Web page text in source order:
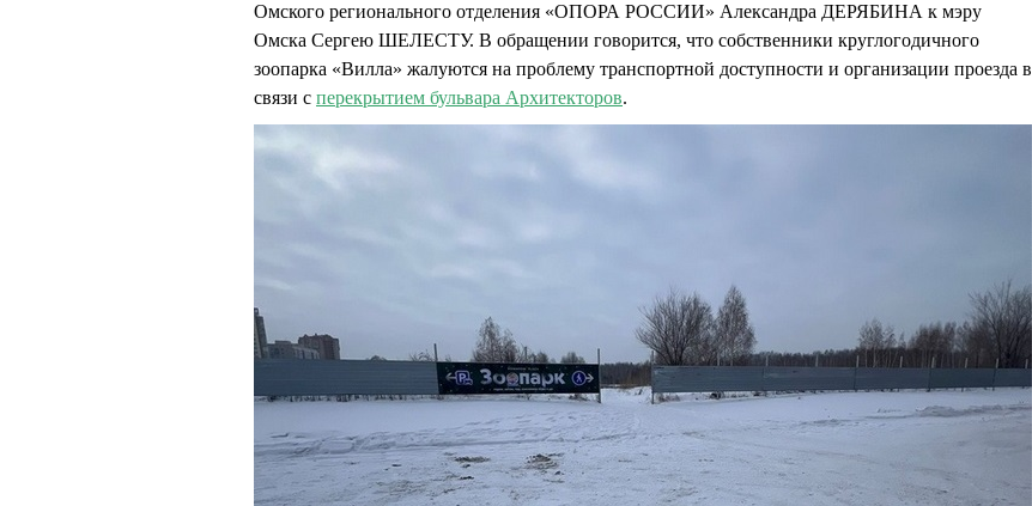
Омского регионального отделения «ОПОРА РОССИИ» Александра ДЕРЯБИНА к мэру
Омска Сергею ШЕЛЕСТУ. В обращении говорится, что собственники круглогодичного
зоопарка «Вилла» жалуются на проблему транспортной доступности и организации проезда в
связи с перекрытием бульвара Архитекторов.